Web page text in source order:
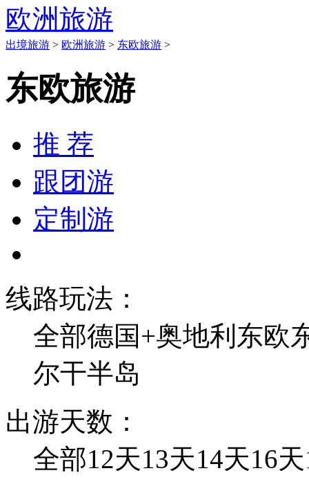
欧洲旅游
出境旅游 > 欧洲旅游 > 东欧旅游 >
东欧旅游
推 荐
跟团游
定制游
线路玩法：
全部德国+奥地利 东欧
尔干半岛
出游天数：
全部12天13天14天16天